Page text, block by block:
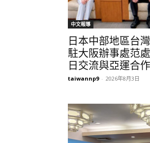
中文報導
日本中部地區台
駐大阪辦事處范
日交流與亞運合作
taiwannp9 - 2026年8月3日